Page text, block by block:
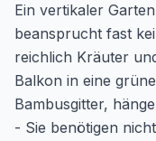
Ein vertikaler
beansprucht fast
reichlich Kräuter
Balkon in eine
Bambusgitter,
- Sie benötigen